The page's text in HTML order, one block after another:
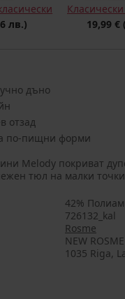
лв.)
19,99 €
дъно
отзад
по-пищни форми
Melody покриват
тюл на малки
42%
726132_kal
Rosme
NEW
1035 Riga,